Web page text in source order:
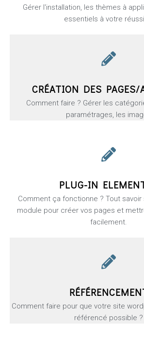
Gérer l'installation, les thèmes à
essentiels à votre
CRÉATION DES PAGES/
Comment faire ? Gérer les
paramétrages, les
PLUG-IN
Comment ça fonctionne ? Tout savoir
module pour créer vos pages et
facilement.
Comment faire pour que votre site
référencé possible ?